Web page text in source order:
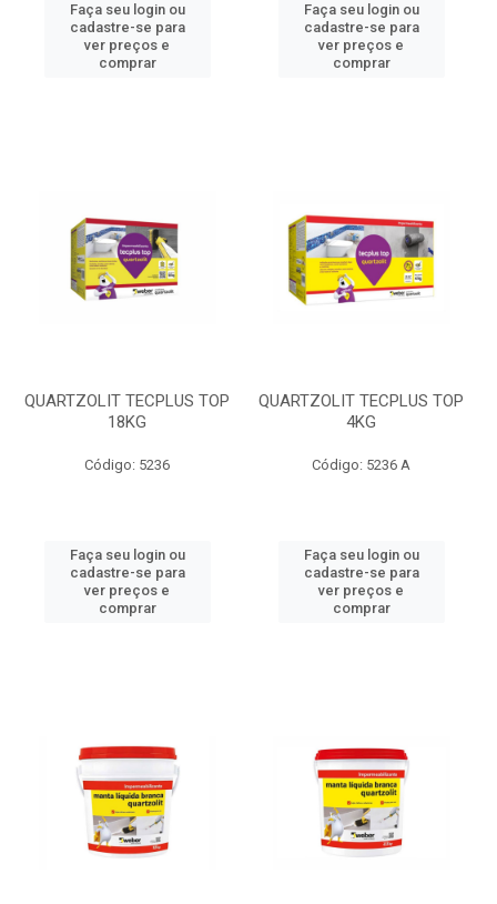
Faça seu login ou
cadastre-se para
ver preços e
comprar
Faça seu login ou
cadastre-se para
ver preços e
comprar
QUARTZOLIT TECPLUS TOP
18KG
Código: 5236
Faça seu login ou
cadastre-se para
ver preços e
comprar
QUARTZOLIT TECPLUS TOP
4KG
Código: 5236 A
Faça seu login ou
cadastre-se para
ver preços e
comprar